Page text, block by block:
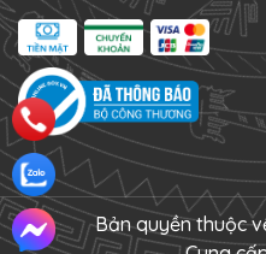
Bản quyền thuộc